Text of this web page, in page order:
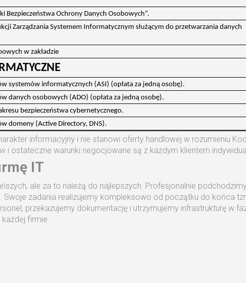
Bezpieczeństwa Ochrony Danych Osobowych”.
Zarządzania Systemem Informatycznym służącym do przetwarzania danych
w zakładzie
systemów informatycznych (ASI) (opłata za jedną osobę).
danych osobowych (ADO) (opłata za jedną osobę).
bezpieczeństwa cybernetycznego.
domeny (Active Directory, DNS).
informacyjny i nie stanowi oferty handlowej w rozumieniu
i ostateczne warunki negocjowane są z każdym klientem
IT
ale za to należą do najlepszych. Profesjonalnie
zadania realizujemy kompleksowo od początku do końca
przekazujemy dokumentację i utrzymujemy infrastrukturę w
firmie.